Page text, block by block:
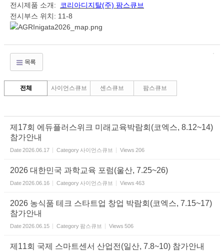
전시제품 소개:
코리아디지탈(주) 팜스큐브
전시부스 위치: 11-8
목록
전체 사이언스큐브 센스큐브 팜스큐브
제17회 에듀플러스위크 미래교육박람회(코엑스, 8.12~14)
참가안내
Date2026.06.17 Category 사이언스큐브 Views 206
2026 대한민국 과학교육 포럼(울산, 7.25~26)
Date2026.06.16 Category 사이언스큐브 Views 463
2026 농식품 테크 스타트업 창업 박람회(코엑스, 7.15~17)
참가안내
Date2026.06.15 Category 팜스큐브 Views 506
제11회 국제 스마트센서 산업전(일산, 7.8~10) 참가안내